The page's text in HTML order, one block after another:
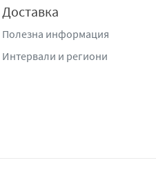
Доставка
Полезна информация
Интервали и региони